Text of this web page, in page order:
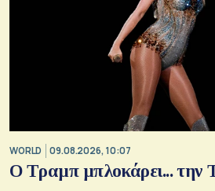
WORLD 09.08.2026, 10:07
Ο Τραμπ μπλοκάρει... την